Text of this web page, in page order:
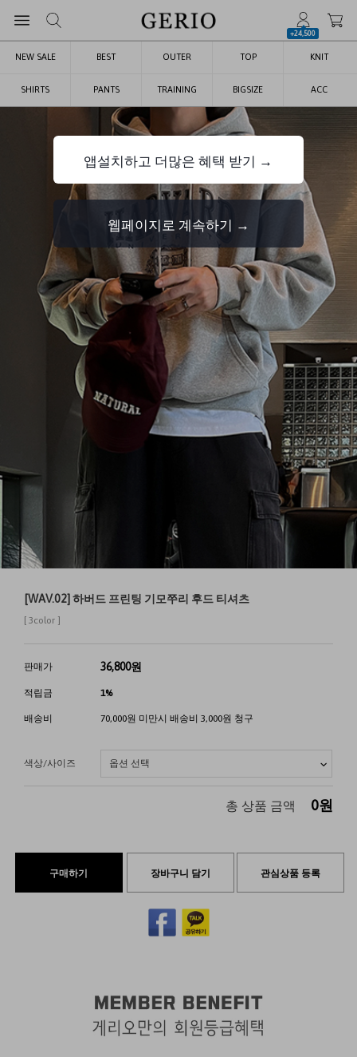
+24,500
NEW SALE BEST OUTER TOP KNIT
SHIRTS PANTS TRAINING BIGSIZE ACC
[WAV.02] 하버드 프린팅 기모쭈리 후드 티셔츠
[ 3color ]
판매가 36,800원
적립금 1%
배송비 70,000원 미만시 배송비 3,000원 청구
색상/사이즈
총 상품 금액 0원
구매하기 장바구니 담기 관심상품 등록
앱설치하고 더많은 혜택 받기 →
웹페이지로 계속하기 →